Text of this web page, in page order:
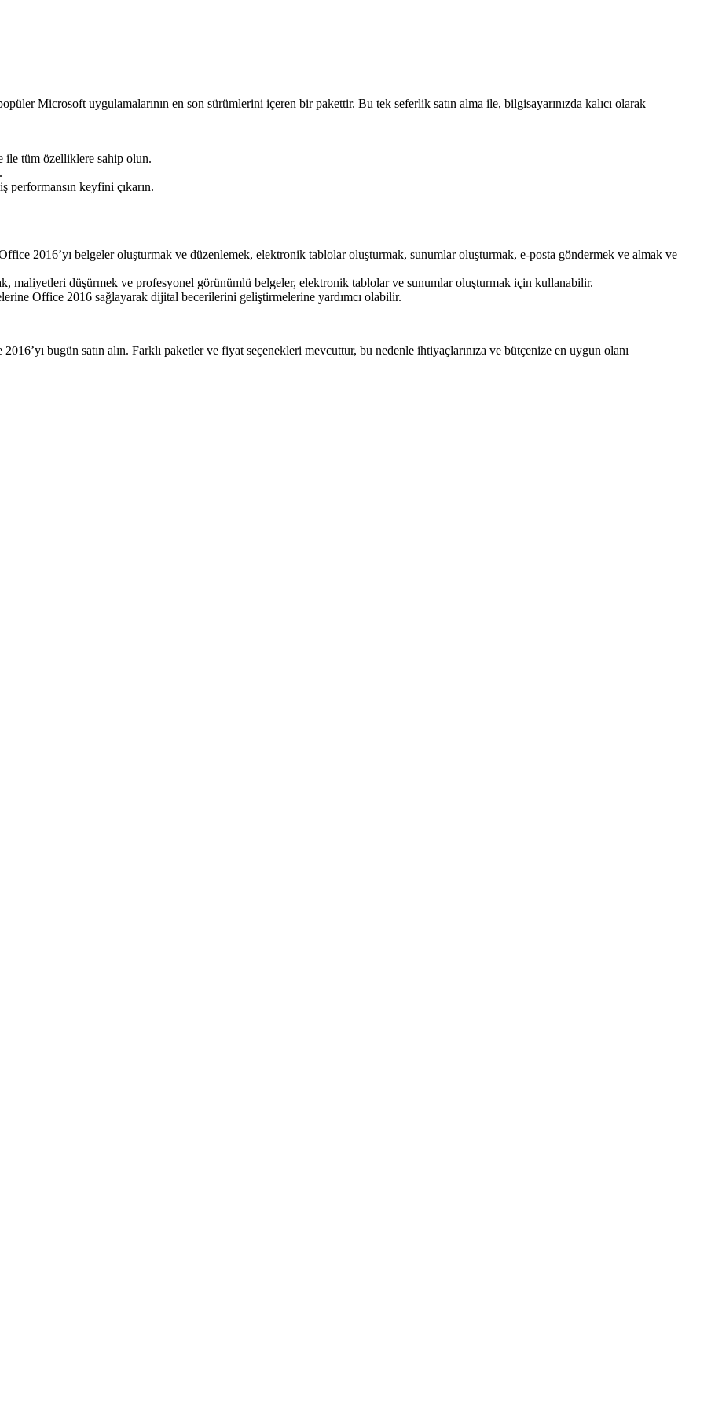
Microsoft uygulamalarının en son sürümlerini içeren bir pakettir. Bu tek seferlik satın alma ile, bilgisayarınızda kalıcı olarak
ile tüm özelliklere sahip olun.
performansın keyfini çıkarın.
2016’yı belgeler oluşturmak ve düzenlemek, elektronik tablolar oluşturmak, sunumlar oluşturmak, e-posta göndermek ve almak ve
maliyetleri düşürmek ve profesyonel görünümlü belgeler, elektronik tablolar ve sunumlar oluşturmak için kullanabilir.
Office 2016 sağlayarak dijital becerilerini geliştirmelerine yardımcı olabilir.
bugün satın alın. Farklı paketler ve fiyat seçenekleri mevcuttur, bu nedenle ihtiyaçlarınıza ve bütçenize en uygun olanı